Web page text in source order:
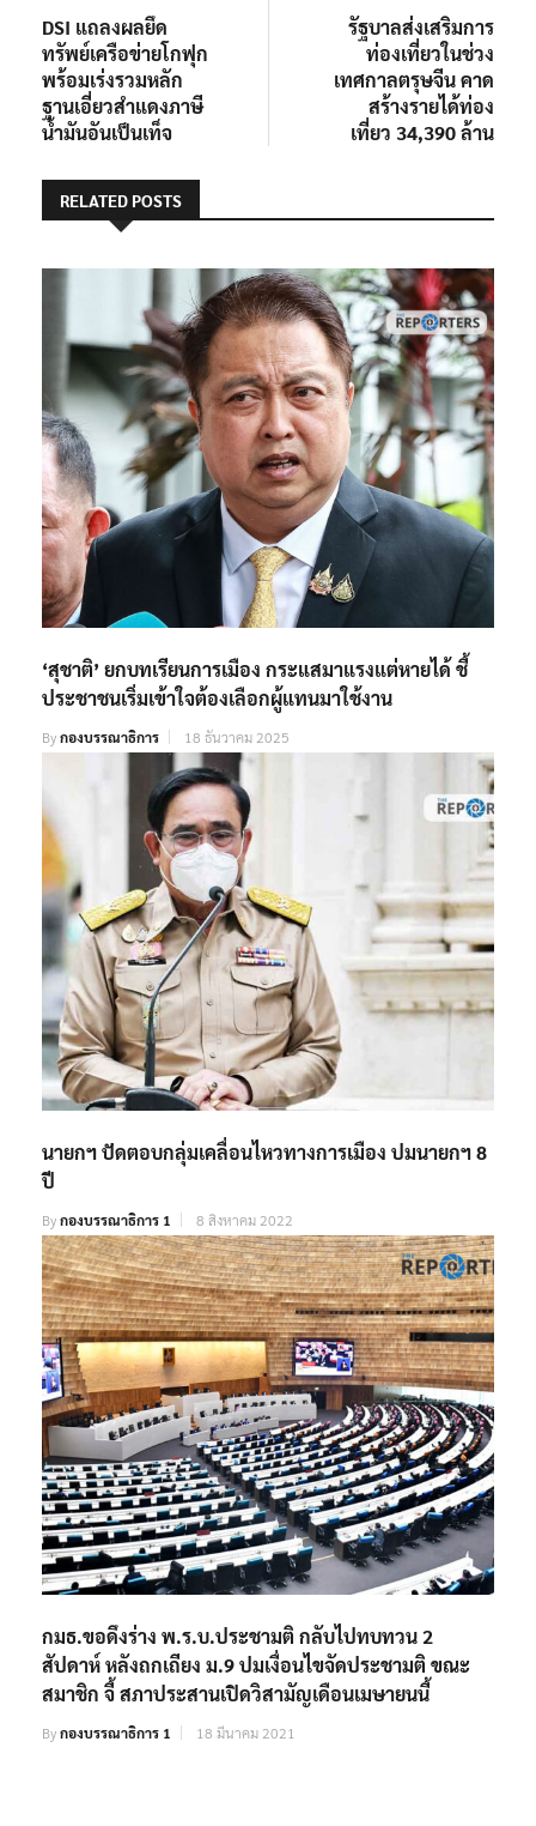
เรื่อง
post:
DSI แถลงผลยึด
ทรัพย์เครือข่ายโกฟุก
พร้อมเร่งรวมหลัก
ฐานเอี่ยวสำแดงภาษี
น้ำมันอันเป็นเท็จ
post:
รัฐบาลส่งเสริมการ
ท่องเที่ยวในช่วง
เทศกาลตรุษจีน คาด
สร้างรายได้ท่อง
เที่ยว 34,390 ล้าน
RELATED POSTS
‘สุชาติ’ ยกบทเรียนการเมือง กระแสมาแรงแต่หายได้ ชี้
ประชาชนเริ่มเข้าใจต้องเลือกผู้แทนมาใช้งาน
Byกองบรรณาธิการ 18 ธันวาคม 2025
นายกฯ ปัดตอบกลุ่มเคลื่อนไหวทางการเมือง ปมนายกฯ 8
ปี
Byกองบรรณาธิการ 1 8 สิงหาคม 2022
กมธ.ขอดึงร่าง พ.ร.บ.ประชามติ กลับไปทบทวน 2
สัปดาห์ หลังถกเถียง ม.9 ปมเงื่อนไขจัดประชามติ ขณะ
สมาชิก จี้ สภาประสานเปิดวิสามัญเดือนเมษายนนี้
Byกองบรรณาธิการ 1 18 มีนาคม 2021